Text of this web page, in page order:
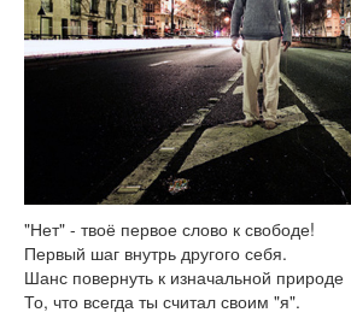
"Нет" - твоё первое слово к свободе!
Первый шаг внутрь другого себя.
Шанс повернуть к изначальной природе
То, что всегда ты считал своим "я".